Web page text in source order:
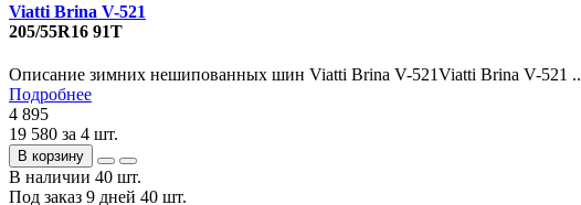
Viatti Brina V-521
205/55R16 91T
Описание зимних нешипованных шин Viatti Brina V-521Viatti Brina V-521 ..
Подробнее
4 895
19 580 за 4 шт.
В корзину
В наличии 40 шт.
Под заказ 9 дней 40 шт.